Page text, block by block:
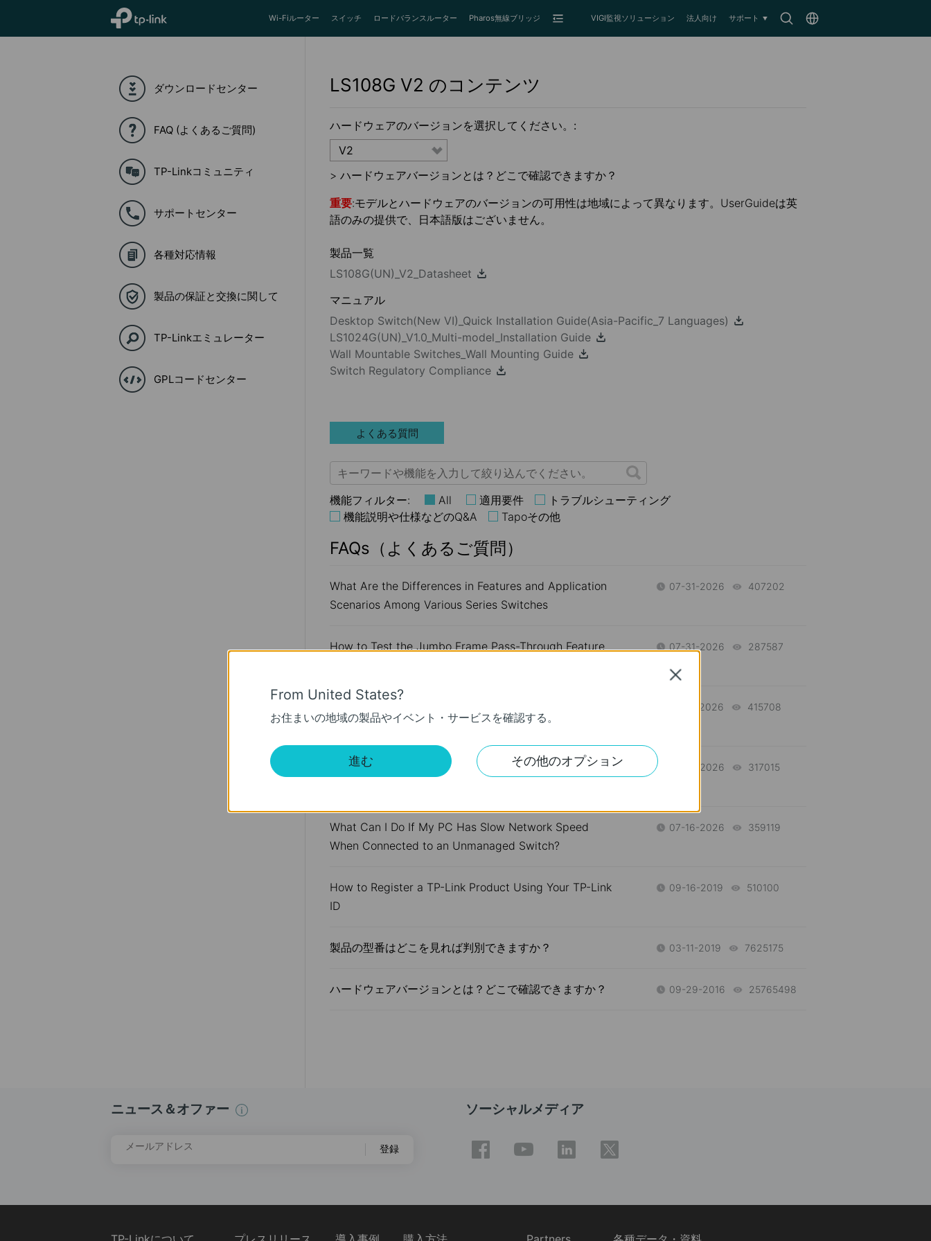
TP-Link, Reliably Smart
SearchChoose
Wi-Fiルーター スイッチ ロードバランスルーター Pharos無線ブリッジ VIGI監視ソリューション 法人向け サポート
ダウンロードセンター
FAQ (よくあるご質問)
TP-Linkコミュニティ
サポートセンター
各種対応情報
製品の保証と交換に関して
TP-Linkエミュレーター
GPLコードセンター
LS108G V2 のコンテンツ
ハードウェアのバージョンを選択してください。:
V2
> ハードウェアバージョンとは？どこで確認できますか？
重要:モデルとハードウェアのバージョンの可用性は地域によって異なります。UserGuideは英
語のみの提供で、日本語版はございません。
製品一覧
LS108G(UN)_V2_Datasheet
マニュアル
Desktop Switch(New VI)_Quick Installation Guide(Asia-Pacific_7 Languages)
LS1024G(UN)_V1.0_Multi-model_Installation Guide
Wall Mountable Switches_Wall Mounting Guide
Switch Regulatory Compliance
よくある質問
機能フィルター: All 適用要件
トラブルシューティング
機能説明や仕様などのQ&A
Tapoその他
FAQs（よくあるご質問）
What Are the Differences in Features and Application
Scenarios Among Various Series Switches
07-31-2026 407202
How to Test the Jumbo Frame Pass-Through Feature
07-31-2026 287587
Link Unmanaged Switch?
07-17-2026 415708
What Can I Do If My PC Is Not Working When
07-16-2026 317015
What Can I Do If My PC Has Slow Network Speed
When Connected to an Unmanaged Switch?
07-16-2026 359119
How to Register a TP-Link Product Using Your TP-Link
ID
09-16-2019 510100
製品の型番はどこを見れば判別できますか？ 03-11-2019 7625175
ハードウェアバージョンとは？どこで確認できますか？ 09-29-2016 25765498
ニュース＆オファー
メールアドレス 登録
ソーシャルメディア
From United States?
お住まいの地域の製品やイベント・サービスを確認する。
進む その他のオプション
Close